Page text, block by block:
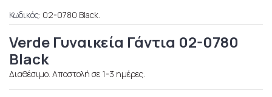
Κωδικός: 02-0780 Black.
Verde Γυναικεία Γάντια 02-0780
Black
Διαθέσιμο. Αποστολή σε 1-3 ημέρες.